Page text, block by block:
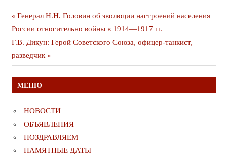
Навигация
по
записям
Предыдущая
публикация
Генерал Н.Н. Головин об эволюции настроений населения
России относительно войны в 1914—1917 гг.
Следующая
публикация
Г.В. Дикун: Герой Советского Союза, офицер-танкист,
разведчик
МЕНЮ
НОВОСТИ
ОБЪЯВЛЕНИЯ
ПОЗДРАВЛЯЕМ
ПАМЯТНЫЕ ДАТЫ